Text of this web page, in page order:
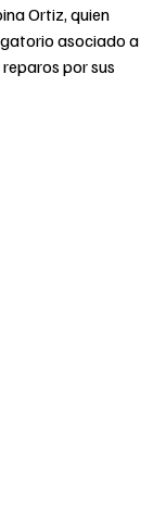
Ortiz, quien
asociado a
por sus